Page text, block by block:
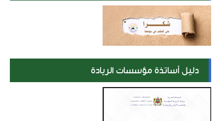
دليل أساتذة مؤسسات الريادة